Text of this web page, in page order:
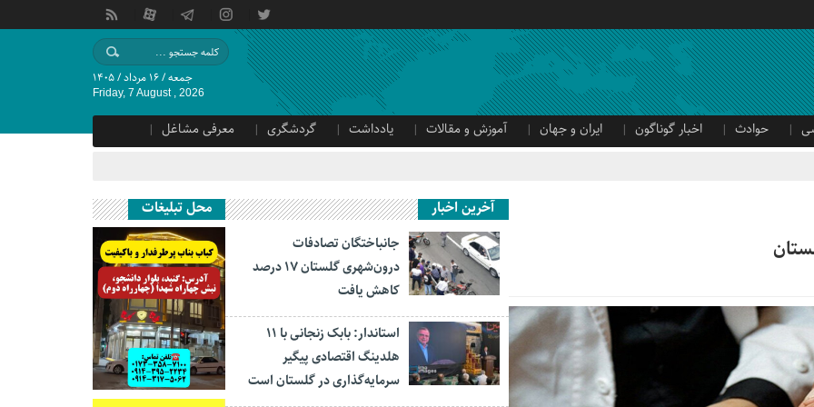
جمعه / ۱۶ مرداد / ۱۴۰۵
Friday, 7 August , 2026
حوادث اخبار گوناگون ایران و جهان آموزش و مقالات یادداشت گردشگری
معرفی مشاغل
آخرین اخبار
جانباختگان تصادفات
درون‌شهری گلستان ۱۷ درصد
کاهش یافت
استاندار: بابک زنجانی با ۱۱
هلدینگ اقتصادی پیگیر
سرمایه‌گذاری در گلستان است
محل تبلیغات